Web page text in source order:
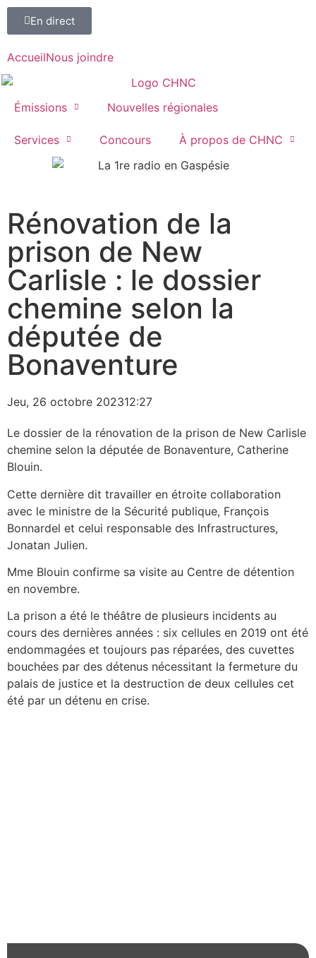
En direct
AccueilNous joindre
Émissions Nouvelles régionales
Services Concours À propos de CHNC
Paspébiac
Rénovation de la
prison de New
Carlisle : le dossier
chemine selon la
députée de
Bonaventure
Jeu, 26 octobre 202312:27
Le dossier de la rénovation de la prison de New Carlisle
chemine selon la députée de Bonaventure, Catherine
Blouin.
Cette dernière dit travailler en étroite collaboration
avec le ministre de la Sécurité publique, François
Bonnardel et celui responsable des Infrastructures,
Jonatan Julien.
Mme Blouin confirme sa visite au Centre de détention
en novembre.
La prison a été le théâtre de plusieurs incidents au
cours des dernières années : six cellules en 2019 ont été
endommagées et toujours pas réparées, des cuvettes
bouchées par des détenus nécessitant la fermeture du
palais de justice et la destruction de deux cellules cet
été par un détenu en crise.